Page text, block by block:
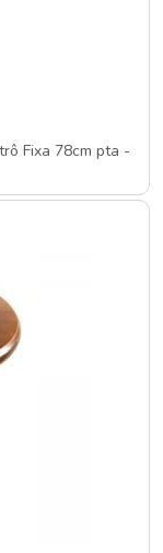
Fixa 78cm pta -